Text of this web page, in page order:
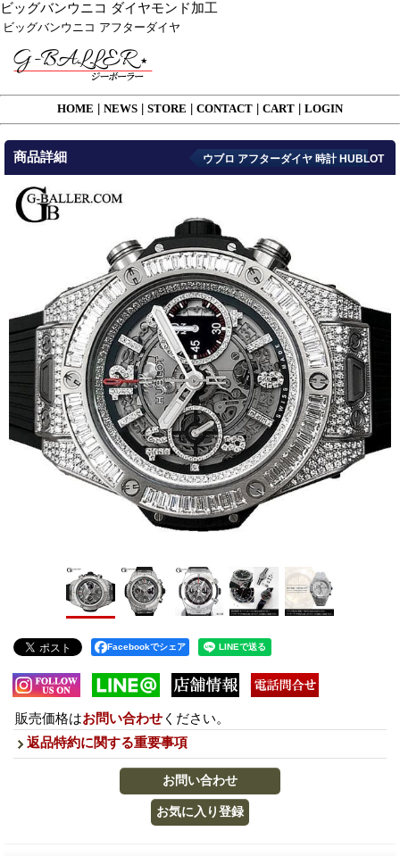
ビッグバンウニコ ダイヤモンド加工
ビッグバンウニコ アフターダイヤ
HOME NEWS STORE CONTACT CART LOGIN
商品詳細 ウブロ アフターダイヤ 時計 HUBLOT
Facebookでシェア
販売価格はお問い合わせ ください。
返品特約に関する重要事項